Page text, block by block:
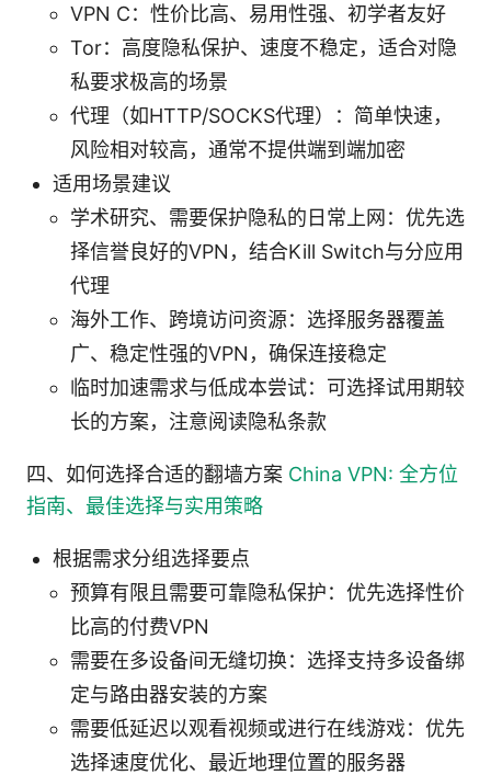
VPN C：性价比高、易用性强、初学者友好
Tor：高度隐私保护、速度不稳定，适合对隐
私要求极高的场景
代理（如HTTP/SOCKS代理）：简单快速，
风险相对较高，通常不提供端到端加密
适用场景建议
学术研究、需要保护隐私的日常上网：优先选
择信誉良好的VPN，结合Kill Switch与分应用
代理
海外工作、跨境访问资源：选择服务器覆盖
广、稳定性强的VPN，确保连接稳定
临时加速需求与低成本尝试：可选择试用期较
长的方案，注意阅读隐私条款
四、如何选择合适的翻墙方案 China VPN: 全方位
指南、最佳选择与实用策略
根据需求分组选择要点
预算有限且需要可靠隐私保护：优先选择性价
比高的付费VPN
需要在多设备间无缝切换：选择支持多设备绑
定与路由器安装的方案
需要低延迟以观看视频或进行在线游戏：优先
选择速度优化、最近地理位置的服务器